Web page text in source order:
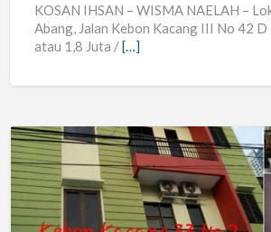
KOSAN IHSAN – WISMA NAELAH –
Abang, Jalan Kebon Kacang III No 42
atau 1,8 Juta /[…]
Kost
IResidence
Kebon